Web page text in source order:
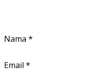
Nama *
Email *